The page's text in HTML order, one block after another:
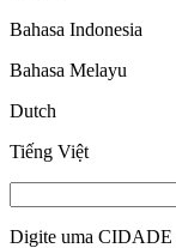
Bahasa Indonesia
Bahasa Melayu
Dutch
Tiếng Việt
Digite uma CIDADE